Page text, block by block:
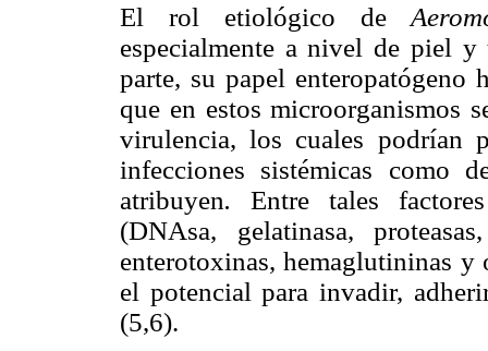
El rol etiológico de
especialmente a nivel de piel
parte, su papel enteropatógeno
que en estos microorganismos
virulencia, los cuales podrían
infecciones sistémicas como
atribuyen. Entre tales
(DNAsa, gelatinasa,
enterotoxinas, hemaglutininas
el potencial para invadir,
(5,6).